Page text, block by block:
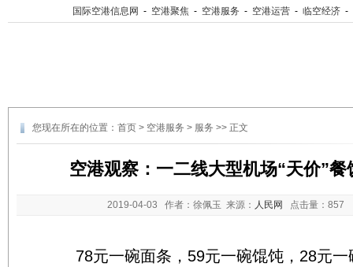
国际空港信息网 - 空港聚焦 - 空港服务 - 空港运营 - 临空经济 -
您现在所在的位置： 首页 > 空港服务 > 服务 >> 正文
空港观察：一二线大型机场“天价”
2019-04-03 作者：徐佩玉 来源： 人民网 点击量： 857
78元一碗面条，59元一碗馄饨，28元